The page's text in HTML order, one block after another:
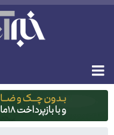
دوشنبه ۱۹ مرداد ۱۴۰۵